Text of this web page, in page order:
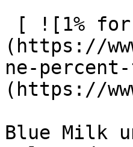
(https://
ne-
(https://
Blue Milk